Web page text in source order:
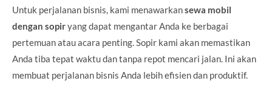
Untuk perjalanan bisnis, kami menawarkansewa mobil
dengan sopiryang dapat mengantar Anda ke berbagai
pertemuan atau acara penting. Sopir kami akan memastikan
Anda tiba tepat waktu dan tanpa repot mencari jalan. Ini akan
membuat perjalanan bisnis Anda lebih efisien dan produktif.